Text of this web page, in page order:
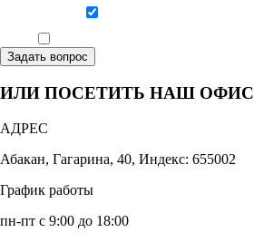
Задать вопрос
ИЛИ ПОСЕТИТЬ НАШ ОФИС
АДРЕС
Абакан, Гагарина, 40, Индекс: 655002
График работы
пн-пт с 9:00 до 18:00